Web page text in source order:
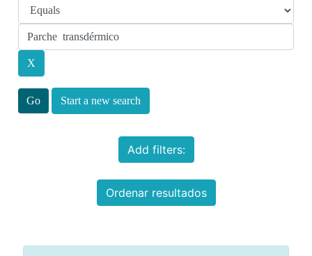
Start a new search
Add filters:
Ordenar resultados